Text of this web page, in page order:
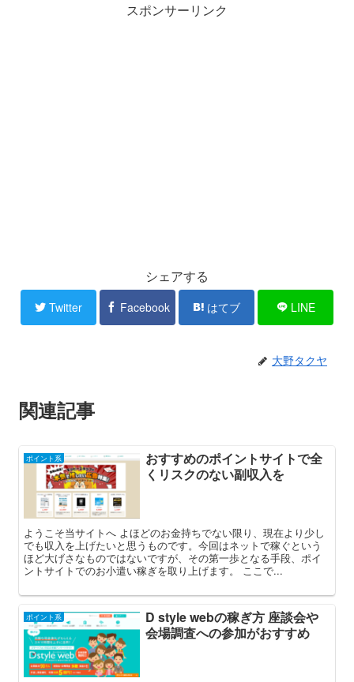
スポンサーリンク
シェアする
Twitter Facebook はてブ LINE
大野タクヤ
関連記事
ポイント系
おすすめのポイントサイトで全
くリスクのない副収入を
ようこそ当サイトへ よほどのお金持ちでない限り、現在より少し
でも収入を上げたいと思うものです。今回はネットで稼ぐという
ほど大げさなものではないですが、その第一歩となる手段、ポイ
ントサイトでのお小遣い稼ぎを取り上げます。 ここで...
ポイント系
D style webの稼ぎ方 座談会や
会場調査への参加がおすすめ